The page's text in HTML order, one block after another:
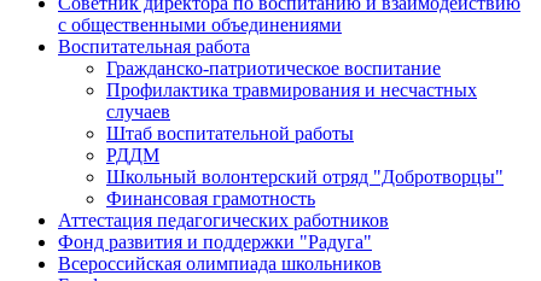
с общественными объединениями
Воспитательная работа
Гражданско-патриотическое воспитание
Профилактика травмирования и несчастных
случаев
Штаб воспитательной работы
РДДМ
Школьный волонтерский отряд "Добротворцы"
Финансовая грамотность
Аттестация педагогических работников
Фонд развития и поддержки "Радуга"
Всероссийская олимпиада школьников